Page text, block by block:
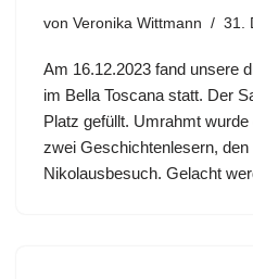
von Veronika Wittmann 31.
Am 16.12.2023 fand unsere
im Bella Toscana statt. Der
Platz gefüllt. Umrahmt
zwei Geschichtenlesern, den
Nikolausbesuch. Gelacht